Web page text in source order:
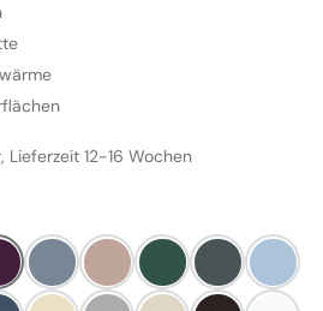
Lieferzeit 12-16 Wochen
AubergineDove Blush Britisch Racing
Slate Duck